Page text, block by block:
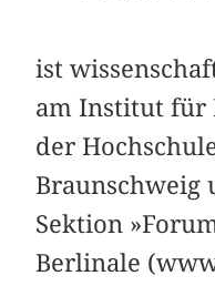
ist
am Institut für
der
Braunschweig
Sektion
Berlinale